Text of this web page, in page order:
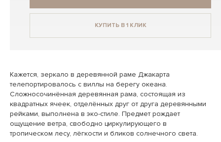
КУПИТЬ В 1 КЛИК
Кажется, зеркало в деревянной раме Джакарта
телепортировалось с виллы на берегу океана.
Сложносочинённая деревянная рама, состоящая из
квадратных ячеек, отделённых друг от друга деревянными
рейками, выполнена в эко-стиле. Предмет рождает
ощущение ветра, свободно циркулирующего в
тропическом лесу, лёгкости и бликов солнечного света.